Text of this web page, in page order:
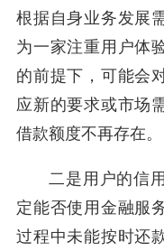
根据自身业务发展
为一家注重用户体
的前提下，可能会
应新的要求或市场
借款额度不再存在。
二是用户的信
定能否使用金融服
过程中未能按时还